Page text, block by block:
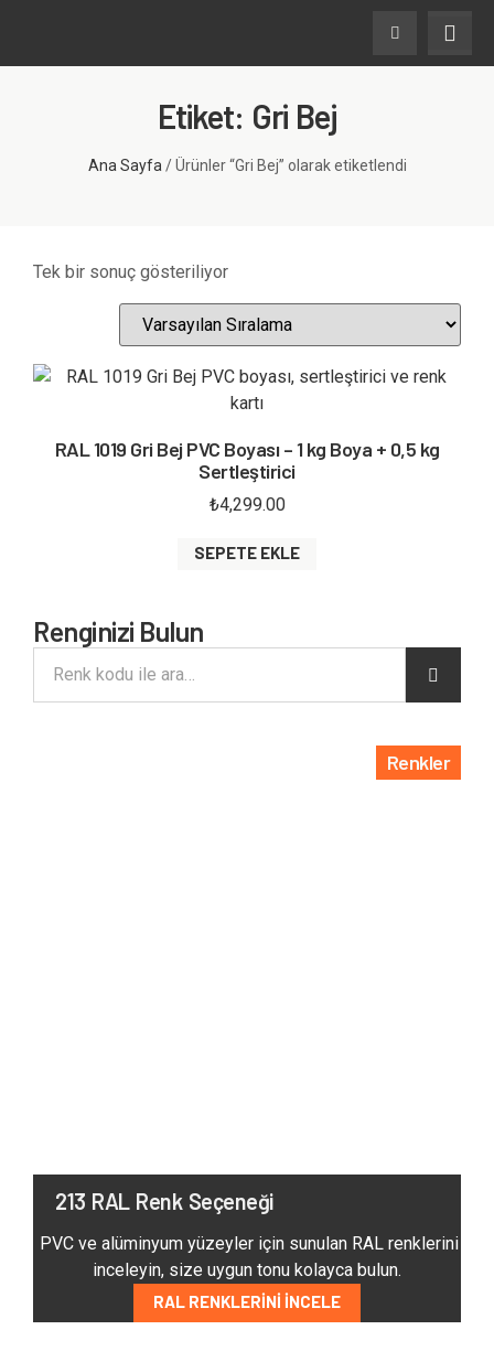
Etiket: Gri Bej
Ana Sayfa / Ürünler “Gri Bej” olarak etiketlendi
Tek bir sonuç gösteriliyor
RAL 1019 Gri Bej PVC Boyası – 1 kg Boya + 0,5 kg
Sertleştirici
₺4,299.00
SEPETE EKLE
Renginizi Bulun
Renkler
213 RAL Renk Seçeneği
PVC ve alüminyum yüzeyler için sunulan RAL renklerini
inceleyin, size uygun tonu kolayca bulun.
RAL RENKLERINI İNCELE